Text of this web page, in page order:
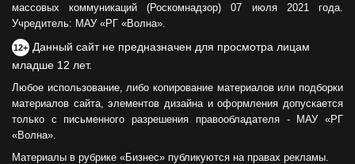
массовых коммуникаций (Роскомнадзор) 07 июля 2021 года.
Учредитель: МАУ «РГ «Волна».
12+ Данный сайт не предназначен для просмотра лицам
младше 12 лет.
Любое использование, либо копирование материалов или подборки
материалов сайта, элементов дизайна и оформления допускается
только с письменного разрешения правообладателя - МАУ «РГ
«Волна».
Материалы в рубрике «Бизнес» публикуются на правах рекламы.